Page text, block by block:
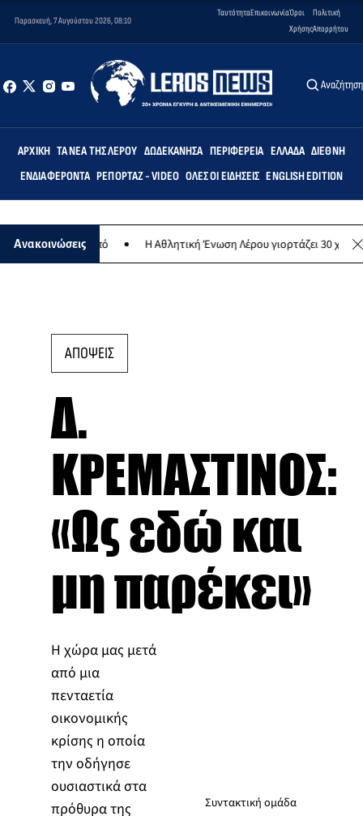
Παρασκευή, 7 Αυγούστου 2026, 08:10
ΤαυτότηταΕπικοινωνίαΌροι
Χρήσης
Πολιτική
Απορρήτου
Αναζήτηση
ΑΡΧΙΚΉ ΤΑ ΝΈΑ ΤΗΣ ΛΈΡΟΥ ΔΩΔΕΚΆΝΗΣΑ ΠΕΡΙΦΈΡΕΙΑ ΕΛΛΆΔΑ ΔΙΕΘΝΉ
ΕΝΔΙΑΦΈΡΟΝΤΑ ΡΕΠΟΡΤΆΖ - VIDEO ΌΛΕΣ ΟΙ ΕΙΔΉΣΕΙΣ ENGLISH EDITION
Ανακοινώσεις
σκοπό Η Αθλητική Ένωση Λέρου γιορτάζει 30 χρόνια
ΑΠΟΨΕΙΣ
Δ.
ΚΡΕΜΑΣΤΙΝΟΣ:
«Ως εδώ και
μη παρέκει»
Η χώρα μας μετά
από μια
πενταετία
οικονομικής
κρίσης η οποία
την οδήγησε
ουσιαστικά στα
πρόθυρα της
Συντακτική ομάδα